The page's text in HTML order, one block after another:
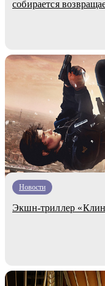
собирается
Новости
Экшн-триллер